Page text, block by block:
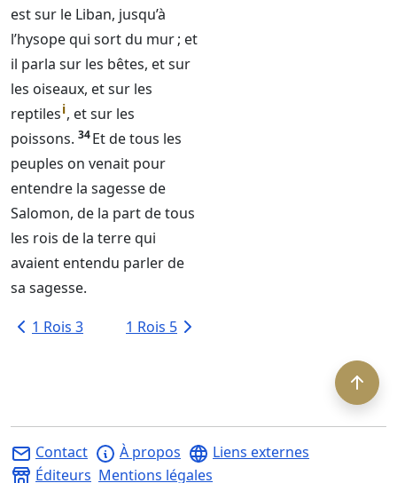
est sur le Liban, jusqu’à
l’hysope qui sort du mur ; et
il parla sur les bêtes, et sur
les oiseaux, et sur les
reptilesi, et sur les
poissons. 34Et de tous les
peuples on venait pour
entendre la sagesse de
Salomon, de la part de tous
les rois de la terre qui
avaient entendu parler de
sa sagesse.
1 Rois 3
1 Rois 5
Contact À propos
Liens externes
Éditeurs Mentions légales